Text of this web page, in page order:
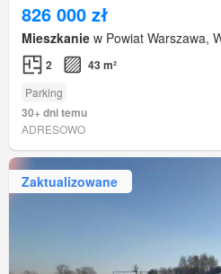
826 000 zł
Mieszkanie w Powiat Warszawa,
2 43 m²
Parking
30+ dni temu
ADRESOWO
Zaktualizowane